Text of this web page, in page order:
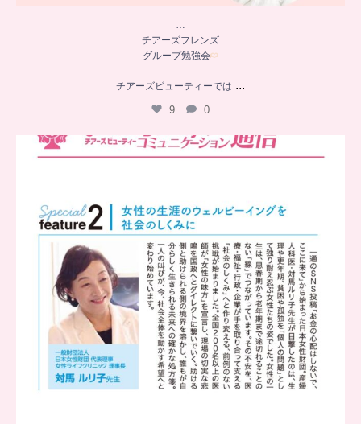
チアーズフレンズ
グループ勉強会
チアーズビューティーでは ...
9 0
..
8